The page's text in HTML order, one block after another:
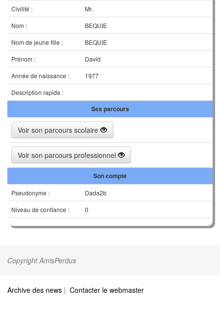
Civilité :
Mr.
Nom :
BEQUIE
Nom de jeune fille :
BEQUIE
Prénom :
David
Année de naissance :
1977
Description rapide :
Ses parcours
Voir son parcours scolaire
Voir son parcours professionnel
Son compte
Pseudonyme :
Dada2b
Niveau de confiance :
0
Copyright AmisPerdus
Archive des news | Contacter le webmaster